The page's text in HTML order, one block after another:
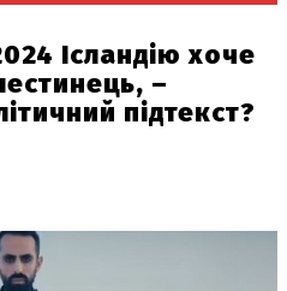
Ісландію хоче
–
підтекст?